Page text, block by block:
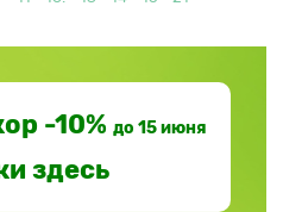
-10% до 15 июня
здесь